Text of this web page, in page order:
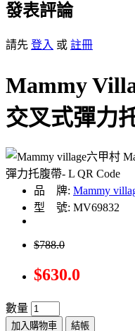
發表評論
請先 登入 或 註冊
Mammy
交叉式彈力
品 牌: Mammy
型 號: MV69832
$788.0
$630.0
數量
加入購物車
結帳